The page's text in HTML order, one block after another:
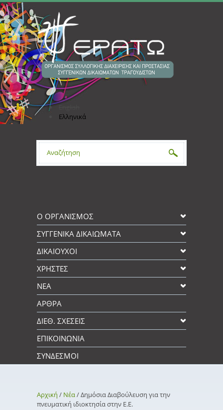
Παράκαμψη προς το κυρίως περιεχόμενο
English
Ελληνικά
Φόρμα αναζήτησης
Ο ΟΡΓΑΝΙΣΜΟΣ
ΣΥΓΓΕΝΙΚΆ ΔΙΚΑΙΩΜΑΤΑ
ΔΙΚΑΙΟΥΧΟΙ
XΡΉΣΤΕΣ
ΝΕΑ
ΑΡΘΡΑ
ΔΙΕΘ. ΣΧΕΣΕΙΣ
ΕΠΙΚΟΙΝΩΝΊΑ
ΣΎΝΔΕΣΜΟΙ
Αρχική / Νέα/Δημόσια Διαβούλευση για την
πνευματική ιδιοκτησία στην Ε.Ε.